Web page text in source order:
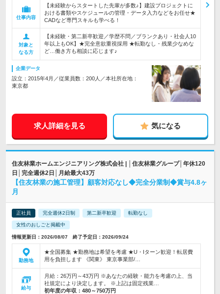
仕事内容
【未経験からスタートした先輩が多数♪】建設プロジェクトに
おける書類やスケジュールの管理・データ入力などをお任せ★
CADなど専門スキルも学べる！
対象と
なる方
【未経験・第二新卒歓迎／学歴不問／ブランクあり・社会人10
年以上もOK】★完全意欲重視採用 ★転勤なし・残業少なめな
ど…働き方も相談に応じます♪
企業データ
設立：2015年4月／従業員数：200人／本社所在地：
東京都
求人詳細を見る 気になる
住友林業ホームエンジニアリング株式会社 | │住友林業グループ│年休120
日│完全週休2日│月給最大43万
【住友林業の施工管理】顧客対応なし◆完全分業制◆賞与4.8ヶ
月
正社員 完全週休2日制 第二新卒歓迎 転勤なし
女性のおしごと掲載中
情報更新日：2026/08/07 終了予定日：2026/09/24
勤務地
★全国募集 ★勤務地は希望を考慮 ★U・Iターン歓迎！転居費
用を負担します 《関東》 東京事業部/…
給与
月給：26万円～43万円 ※あなたの経験・能力を考慮の上、当
社規定により決定します。 ※上記は固定残業…
初年度の年収： 480～750万円